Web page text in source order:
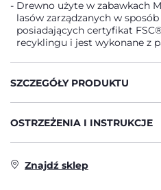
Drewno użyte w zabawkach
lasów zarządzanych w
posiadających certyfikat
recyklingu i jest wykonane z
SZCZEGÓŁY PRODUKTU
OSTRZEŻENIA I INSTRUKCJE
Znajdź sklep